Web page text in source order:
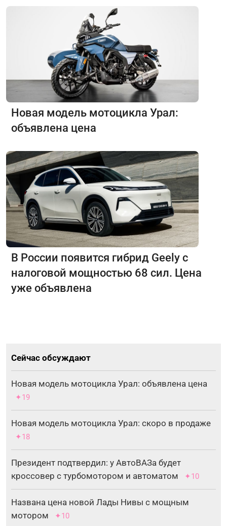
Новая модель мотоцикла Урал:
объявлена цена
В России появится гибрид Geely с
налоговой мощностью 68 сил. Цена
уже объявлена
Сейчас обсуждают
Новая модель мотоцикла Урал: объявлена цена
✦19
Новая модель мотоцикла Урал: скоро в продаже
✦18
Президент подтвердил: у АвтоВАЗа будет
кроссовер с турбомотором и автоматом
✦10
Названа цена новой Лады Нивы с мощным
мотором
✦10